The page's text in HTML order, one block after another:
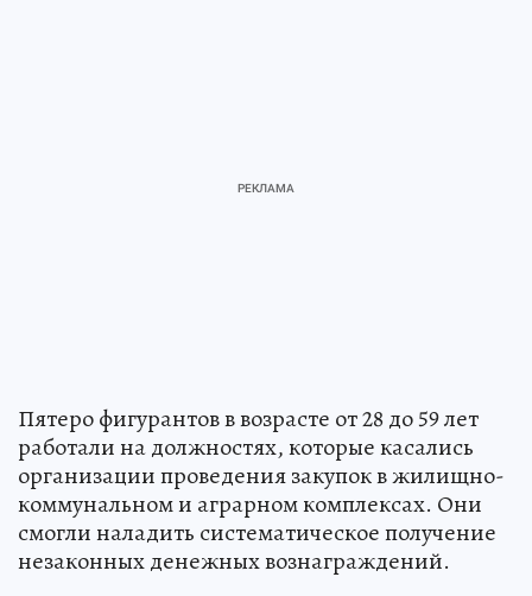
Пятеро фигурантов в возрасте от 28 до 59 лет
работали на должностях, которые касались
организации проведения закупок в жилищно-
коммунальном и аграрном комплексах. Они
смогли наладить систематическое получение
незаконных денежных вознаграждений.